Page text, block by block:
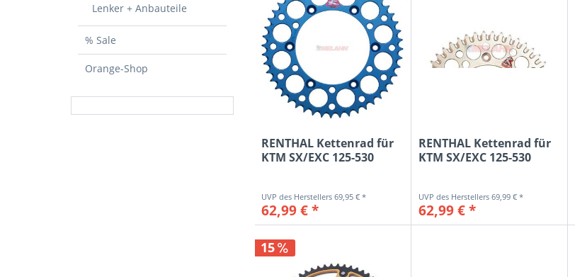
Lenker + Anbauteile
% Sale
Orange-Shop
49
50
51
53
38Z
40Z
45Z
48Z
51Z
RENTHAL Kettenrad für
KTM SX/EXC 125-530
69,95 € *
62,99 € *
RENTHAL Kettenrad für
KTM SX/EXC 125-530
69,99 € *
62,99 € *
15